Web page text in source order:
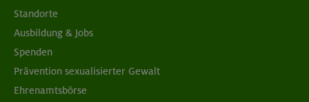
Standorte
Ausbildung & Jobs
Spenden
Prävention sexualisierter Gewalt
Ehrenamtsbörse